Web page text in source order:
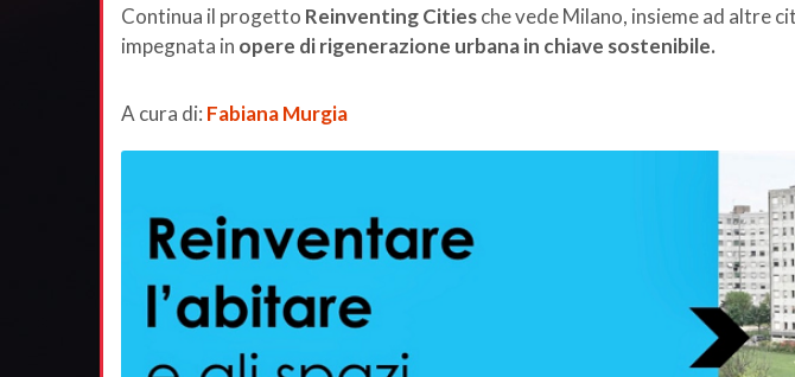
Continua il progetto Reinventing Citiesche vede Milano, insieme ad altre
impegnata in opere di rigenerazione urbana in chiave sostenibile.
A cura di: Fabiana Murgia